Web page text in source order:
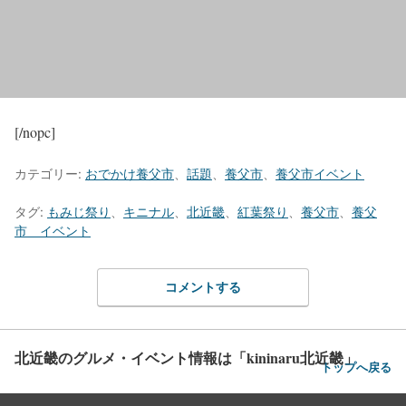
[/nopc]
カテゴリー: おでかけ養父市 話題 養父市 養父市イベント
タグ: もみじ祭り キニナル 北近畿 紅葉祭り 養父市
養父
市 イベント
コメントする
北近畿のグルメ・イベント情報は「kininaru北近畿」トップへ戻る